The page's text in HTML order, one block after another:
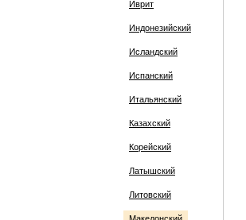
Иврит
Индонезийский
Исландский
Испанский
Итальянский
Казахский
Корейский
Латышский
Литовский